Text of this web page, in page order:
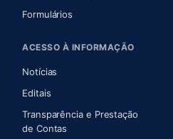
Formulários
ACESSO À INFORMAÇÃO
Notícias
Editais
Transparência e Prestação
de Contas